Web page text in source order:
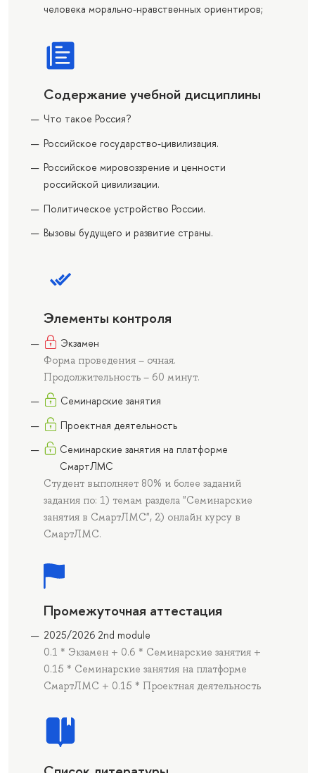
человека морально-нравственных ориентиров;
Содержание учебной дисциплины
Что такое Россия?
Российское государство-цивилизация.
Российское мировоззрение и ценности
российской цивилизации.
Политическое устройство России.
Вызовы будущего и развитие страны.
Элементы контроля
Экзамен
Форма проведения – очная.
Продолжительность – 60 минут.
Семинарские занятия
Проектная деятельность
Семинарские занятия на платформе
СмартЛМС
Студент выполняет 80% и более заданий
задания по: 1) темам раздела "Семинарские
занятия в СмартЛМС", 2) онлайн курсу в
СмартЛМС.
Промежуточная аттестация
2025/2026 2nd module
0.1 * Экзамен + 0.6 * Семинарские занятия +
0.15 * Семинарские занятия на платформе
СмартЛМС + 0.15 * Проектная деятельность